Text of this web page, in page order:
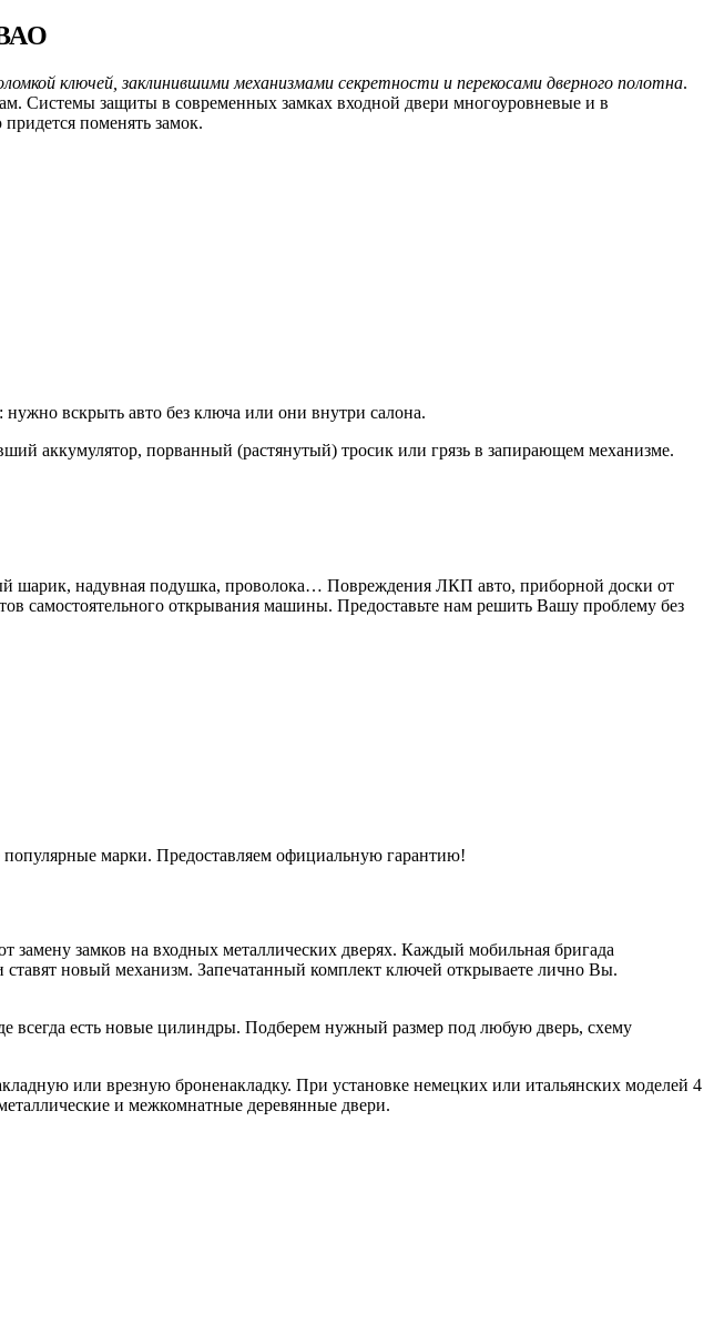
ключей, заклинившими механизмами секретности и перекосами дверного полотна.
Системы защиты в современных замках входной двери многоуровневые и в
поменять замок.
вскрыть авто без ключа или они внутри салона.
аккумулятор, порванный (растянутый) тросик или грязь в запирающем механизме.
шарик, надувная подушка, проволока… Повреждения ЛКП авто, приборной доски от
самостоятельного открывания машины. Предоставьте нам решить Вашу проблему без
популярные марки. Предоставляем официальную гарантию!
замков на входных металлических дверях. Каждый мобильная бригада
новый механизм. Запечатанный комплект ключей открываете лично Вы.
всегда есть новые цилиндры. Подберем нужный размер под любую дверь, схему
или врезную броненакладку. При установке немецких или итальянских моделей 4
и межкомнатные деревянные двери.